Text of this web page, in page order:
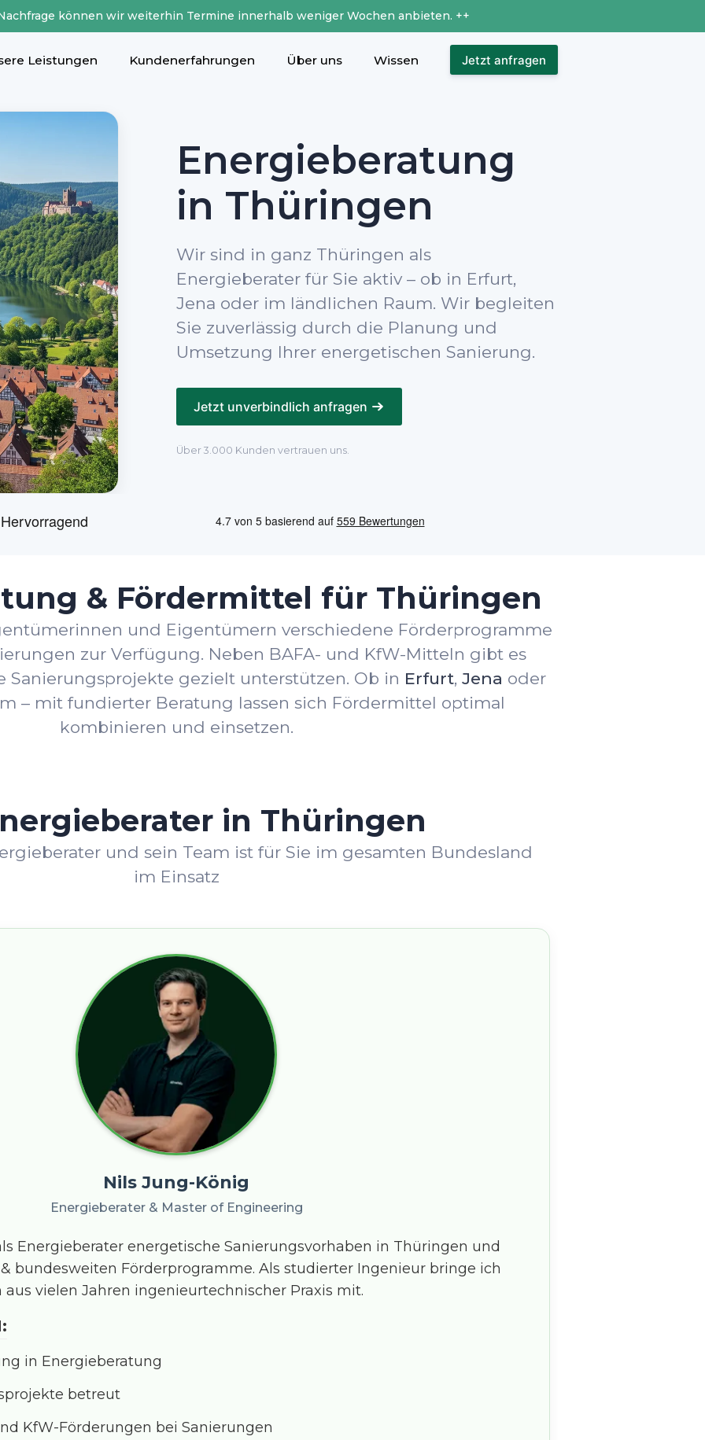
können wir weiterhin Termine innerhalb weniger Wochen anbieten. ++
Leistungen Kundenerfahrungen Über uns Wissen Jetzt anfragen
Energieberatung
in Thüringen
Wir sind in ganz Thüringen als
Energieberater für Sie aktiv – ob in Erfurt,
Jena oder im ländlichen Raum. Wir begleiten
Sie zuverlässig durch die Planung und
Umsetzung Ihrer energetischen Sanierung.
Jetzt unverbindlich anfragen
Über 3.000 Kunden vertrauen uns.
& Fördermittel für Thüringen
und Eigentümern verschiedene Förderprogramme
zur Verfügung. Neben BAFA- und KfW-Mitteln gibt es
Sanierungsprojekte gezielt unterstützen. Ob in Erfurt, Jena oder
– mit fundierter Beratung lassen sich Fördermittel optimal
kombinieren und einsetzen.
in Thüringen
und sein Team ist für Sie im gesamten Bundesland
im Einsatz
Nils Jung-König
Energieberater & Master of Engineering
Energieberater energetische Sanierungsvorhaben in Thüringen und
bundesweiten Förderprogramme. Als studierter Ingenieur bringe ich
vielen Jahren ingenieurtechnischer Praxis mit.
in Energieberatung
betreut
KfW-Förderungen bei Sanierungen